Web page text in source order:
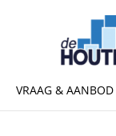
VRAAG & AANBOD